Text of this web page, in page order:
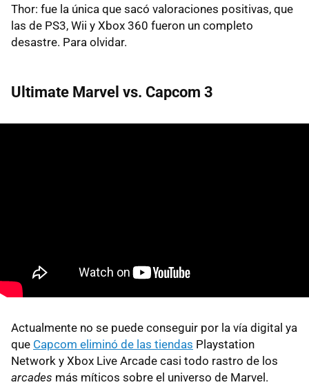
Thor: fue la única que sacó valoraciones positivas, que
las de PS3, Wii y Xbox 360 fueron un completo
desastre. Para olvidar.
Ultimate Marvel vs. Capcom 3
Actualmente no se puede conseguir por la vía digital ya
que Capcom eliminó de las tiendas Playstation
Network y Xbox Live Arcade casi todo rastro de los
arcades más míticos sobre el universo de Marvel.